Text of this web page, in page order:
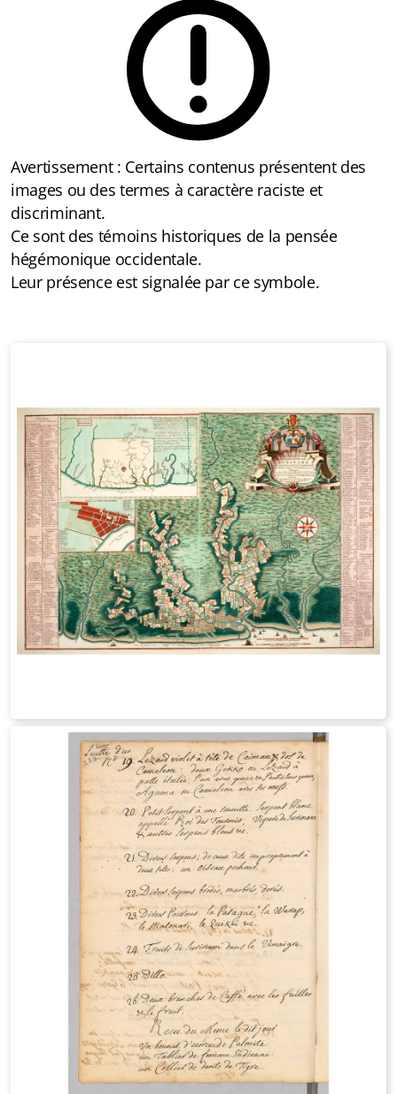
Avertissement : Certains contenus présentent des
images ou des termes à caractère raciste et
discriminant.
Ce sont des témoins historiques de la pensée
hégémonique occidentale.
Leur présence est signalée par ce symbole.